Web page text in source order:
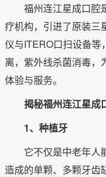
福州连江星成口腔
疗机构，引进了原装三
仪与ITERO口扫设备等
离，紫外线杀菌消毒，
体验与服务。
揭秘福州连江星成
1、种植牙
它不仅是中老年人
造成的单颗、多颗牙齿